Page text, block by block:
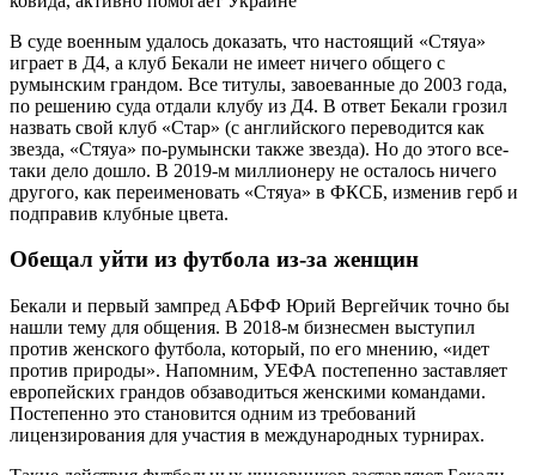
В суде военным удалось доказать, что настоящий «Стяуа»
играет в Д4, а клуб Бекали не имеет ничего общего с
румынским грандом. Все титулы, завоеванные до 2003 года,
по решению суда отдали клубу из Д4. В ответ Бекали грозил
назвать свой клуб «Стар» (с английского переводится как
звезда, «Стяуа» по-румынски также звезда). Но до этого все-
таки дело дошло. В 2019-м миллионеру не осталось ничего
другого, как переименовать «Стяуа» в ФКСБ, изменив герб и
подправив клубные цвета.
Обещал уйти из футбола из-за женщин
Бекали и первый зампред АБФФ Юрий Вергейчик точно бы
нашли тему для общения. В 2018-м бизнесмен выступил
против женского футбола, который, по его мнению, «идет
против природы». Напомним, УЕФА постепенно заставляет
европейских грандов обзаводиться женскими командами.
Постепенно это становится одним из требований
лицензирования для участия в международных турнирах.